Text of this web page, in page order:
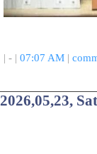
| - | 07:07 AM|
2026,05,23,